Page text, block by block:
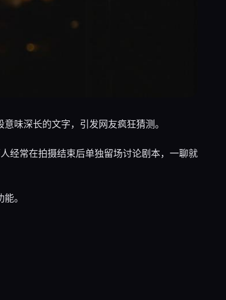
味深长的文字，引发网友疯狂猜测。
经常在拍摄结束后单独留场讨论剧本，一聊就
。